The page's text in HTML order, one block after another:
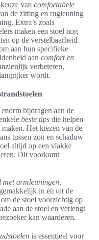
van comfortabele
de zitting en rugleuning
Extra’s zoals
maken een stoel nog
op de verstelbaarheid
aan hun specifieke
aan comfort en
verbeteren,
wordt.
bijdragen aan de
beste tips die helpen
Het kiezen van de
tussen zon en schaduw
altijd op een vlakke
Dit voorkomt
met armleuningen,
in en uit de
de stoel voorzichtig op
aan de stoel en verlengt
kan waarderen.
is essentieel voor